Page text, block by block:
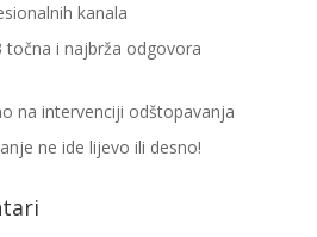
kanala
točna i najbrža odgovora
na intervenciji odštopavanja
ne ide lijevo ili desno!